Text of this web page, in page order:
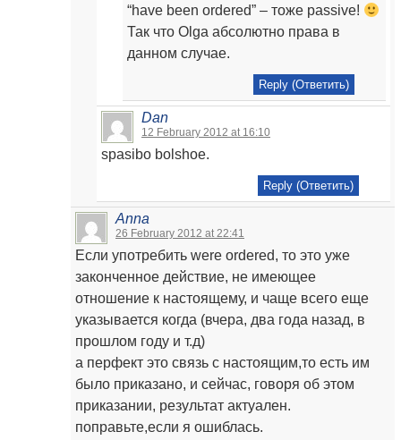
“have been ordered” – тоже passive!
Так что Olga абсолютно права в
данном случае.
Reply (Ответить)
Dan
12 February 2012 at 16:10
spasibo bolshoe.
Reply (Ответить)
Anna
26 February 2012 at 22:41
Если употребить were ordered, то это уже
законченное действие, не имеющее
отношение к настоящему, и чаще всего еще
указывается когда (вчера, два года назад, в
прошлом году и т.д)
а перфект это связь с настоящим,то есть им
было приказано, и сейчас, говоря об этом
приказании, результат актуален.
поправьте,если я ошиблась.